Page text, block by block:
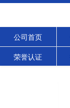
公司首页
荣誉认证